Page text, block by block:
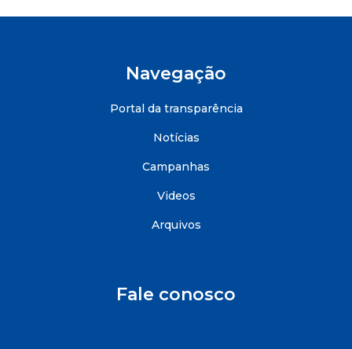
Navegação
Portal da transparência
Notícias
Campanhas
Videos
Arquivos
Fale conosco